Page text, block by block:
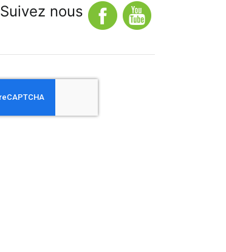
Suivez nous